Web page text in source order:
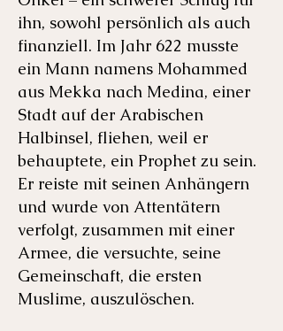
ihn, sowohl persönlich als auch
finanziell. Im Jahr 622 musste
ein Mann namens Mohammed
aus Mekka nach Medina, einer
Stadt auf der Arabischen
Halbinsel, fliehen, weil er
behauptete, ein Prophet zu sein.
Er reiste mit seinen Anhängern
und wurde von Attentätern
verfolgt, zusammen mit einer
Armee, die versuchte, seine
Gemeinschaft, die ersten
Muslime, auszulöschen.